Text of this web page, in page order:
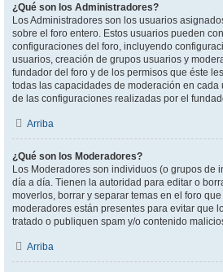
¿Qué son los Administradores?
Los Administradores son los usuarios
sobre el foro entero. Estos usuarios pueden
configuraciones del foro, incluyendo
usuarios, creación de grupos usuarios y
fundador del foro y de los permisos que éste
todas las capacidades de moderación en
de las configuraciones realizadas por el
Arriba
¿Qué son los Moderadores?
Los Moderadores son individuos (o grupos de
día a día. Tienen la autoridad para editar o
moverlos, borrar y separar temas en el foro
moderadores están presentes para evitar que
tratado o publiquen spam y/o contenido
Arriba